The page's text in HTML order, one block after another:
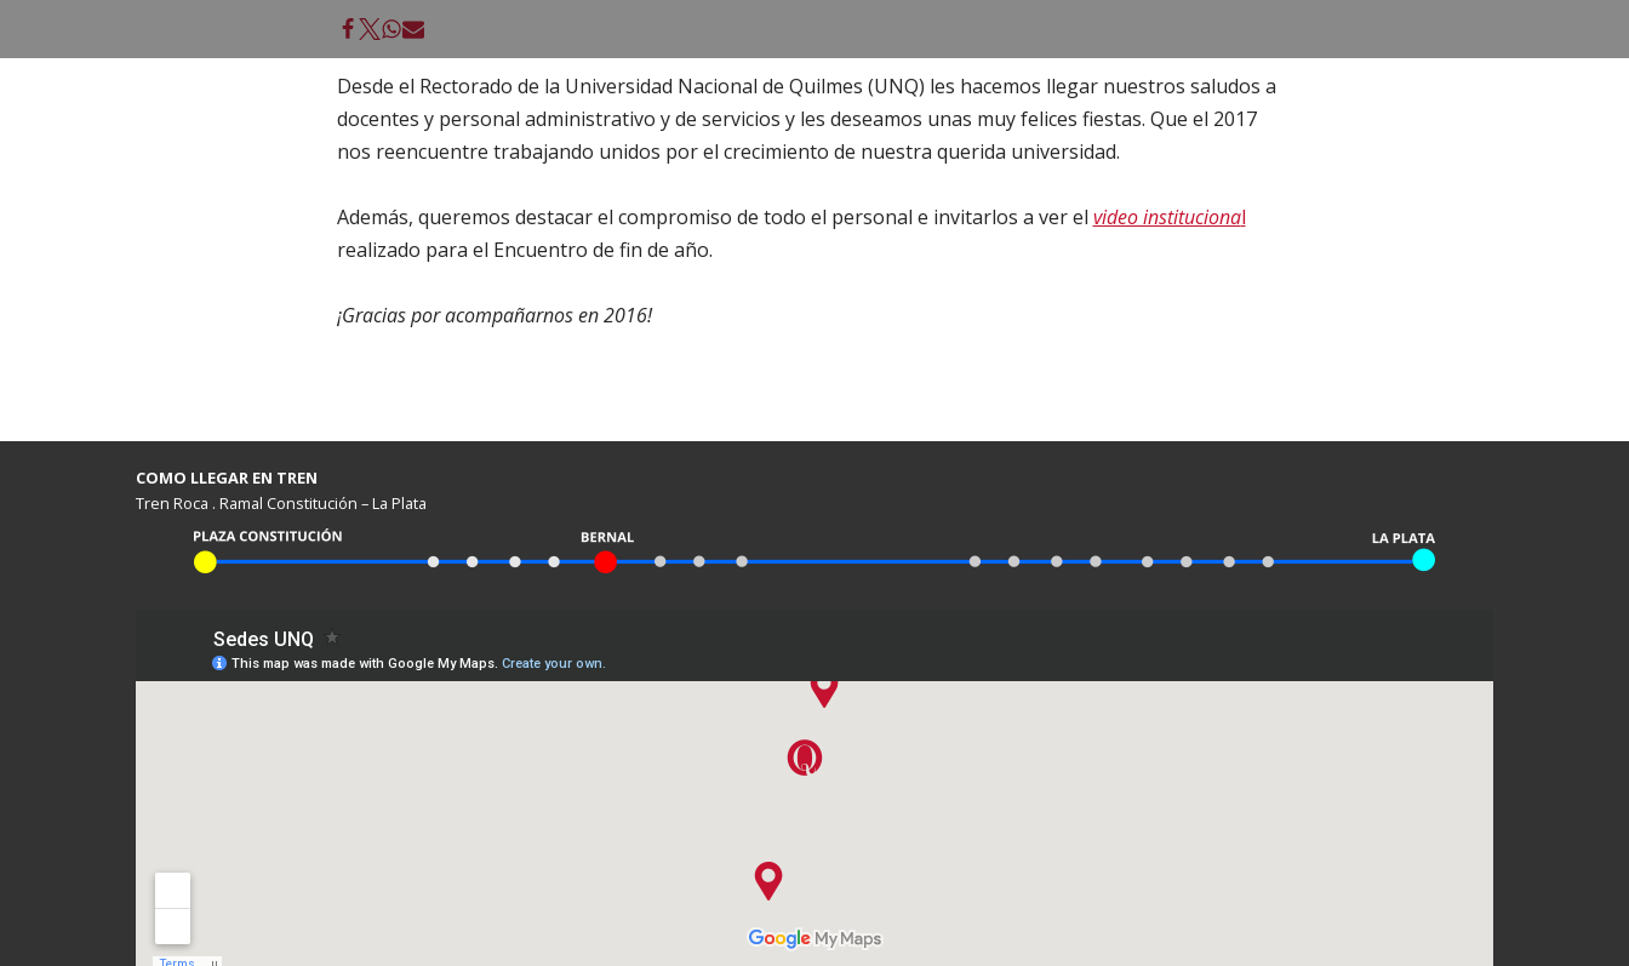
Desde el Rectorado de la Universidad Nacional de Quilmes (UNQ) les hacemos llegar nuestros saludos a
docentes y personal administrativo y de servicios y les deseamos unas muy felices fiestas. Que el 2017
nos reencuentre trabajando unidos por el crecimiento de nuestra querida universidad.
Además, queremos destacar el compromiso de todo el personal e invitarlos a ver el video institucional
realizado para el Encuentro de fin de año.
¡Gracias por acompañarnos en 2016!
COMO LLEGAR EN TREN
Tren Roca . Ramal Constitución – La Plata